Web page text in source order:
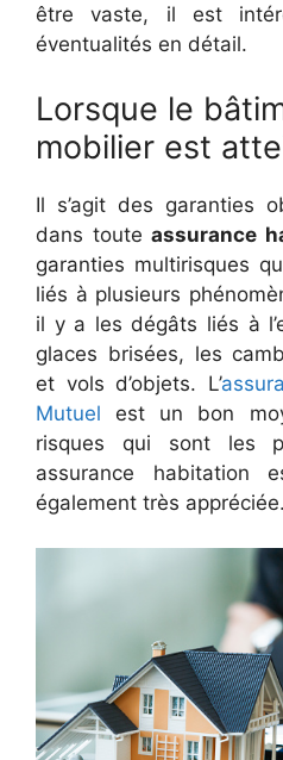
être vaste, il est
éventualités en détail.
Lorsque le
mobilier est
Il s’agit des garanties
dans touteassurance
garanties multirisques
liés à plusieurs
il y a les dégâts liés à
glaces brisées, les
et vols d’objets. L’
Mutuel est un bon
risques qui sont les
assurance habitation
également très appréciée.